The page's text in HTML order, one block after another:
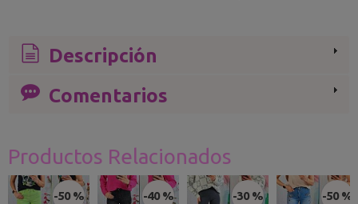
Descripción
Comentarios
Productos Relacionados
-50 % -40 % -30 % -50 %